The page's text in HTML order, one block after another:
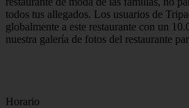
todos tus allegados. Los usuarios de
globalmente a este restaurante con un
nuestra galería de fotos del restaurante
Horario